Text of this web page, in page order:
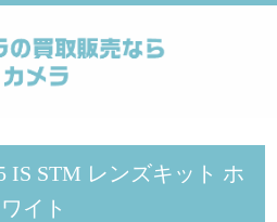
IS STM レンズキット ホ
ワイト